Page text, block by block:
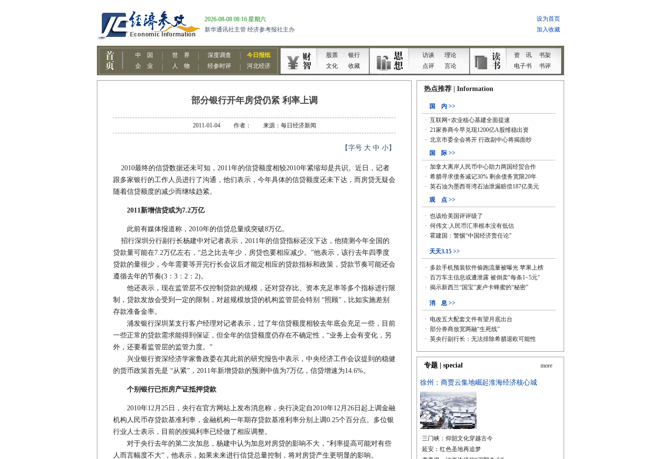
部分银行开年房贷仍紧 利率上调
2011-01-04 作者： 来源：每日经济新闻
【字号 大 中 小】
2010最终的信贷数据还未可知，2011年的信贷额度相较2010年紧缩却是共识。近日，记者
跟多家银行的工作人员进行了沟通，他们表示，今年具体的信贷额度还未下达，而房贷无疑会
随着信贷额度的减少而继续趋紧。
2011新增信贷或为7.2万亿
此前有媒体报道称，2010年的信贷总量或突破8万亿。
招行深圳分行副行长杨建中对记者表示，2011年的信贷指标还没下达，他猜测今年全国的
贷款量可能在7.2万亿左右，“总之比去年少，房贷也要相应减少。”他表示，该行去年四季度
贷款的量很少，今年需要等开完行长会议后才能定相应的贷款指标和政策，贷款节奏可能还会
遵循去年的节奏(3：3：2：2)。
他还表示，现在监管层不仅控制贷款的规模，还对贷存比、资本充足率等多个指标进行限
制，贷款发放会受到一定的限制，对超规模放贷的机构监管层会特别 “照顾”，比如实施差别
存款准备金率。
浦发银行深圳某支行客户经理对记者表示，过了年信贷额度相较去年底会充足一些，目前
一些正常的贷款需求能得到保证，但全年的信贷额度仍存在不确定性，“业务上会有变化，另
外，还要看监管层的监管力度。”
兴业银行资深经济学家鲁政委在其此前的研究报告中表示，中央经济工作会议提到的稳健
的货币政策首先是 “从紧”，2011年新增贷款的预测中值为7万亿，信贷增速为14.6%。
个别银行已拒房产证抵押贷款
2010年12月25日，央行在官方网站上发布消息称，央行决定自2010年12月26日起上调金融
机构人民币存贷款基准利率，金融机构一年期存贷款基准利率分别上调0.25个百分点。多位银
行业人士表示，目前的按揭利率已经做了相应调整。
对于央行去年的第二次加息，杨建中认为加息对房贷的影响不大，“利率提高可能对有些
人而言幅度不大”，他表示，如果未来进行信贷总量控制，将对房贷产生更明显的影响。